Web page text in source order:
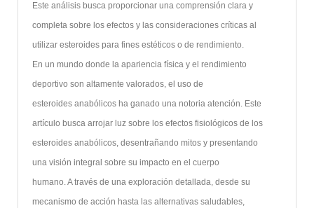
Este análisis busca proporcionar una comprensión clara y
completa sobre los efectos y las consideraciones críticas al
utilizar esteroides para fines estéticos o de rendimiento.
En un mundo donde la apariencia física y el rendimiento
deportivo son altamente valorados, el uso de
esteroides anabólicos ha ganado una notoria atención. Este
artículo busca arrojar luz sobre los efectos fisiológicos de los
esteroides anabólicos, desentrañando mitos y presentando
una visión integral sobre su impacto en el cuerpo
humano. A través de una exploración detallada, desde su
mecanismo de acción hasta las alternativas saludables,